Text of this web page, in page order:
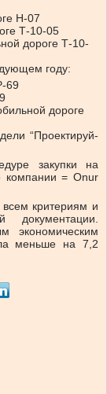
Н-07
Т-10-05
дороге Т-10-
году:
69
дороге
“Проектируй-
закупки на
компании = Onur
всем критериям и
документации.
экономическим
меньше на 7,2